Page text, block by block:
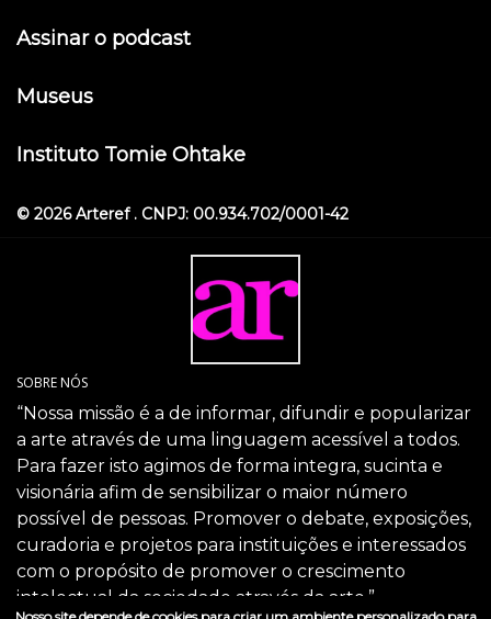
Assinar o podcast
Museus
Instituto Tomie Ohtake
© 2026 Arteref . CNPJ: 00.934.702/0001-42
SOBRE NÓS
“Nossa missão é a de informar, difundir e popularizar
a arte através de uma linguagem acessível a todos.
Para fazer isto agimos de forma integra, sucinta e
visionária afim de sensibilizar o maior número
possível de pessoas. Promover o debate, exposições,
curadoria e projetos para instituições e interessados
com o propósito de promover o crescimento
intelectual da sociedade através da arte.”